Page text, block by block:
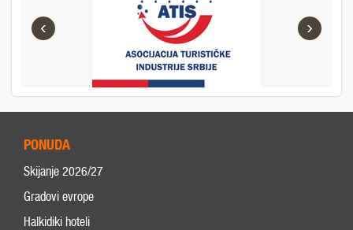
‹ ›
PONUDA
Skijanje 2026/27
Gradovi evrope
Halkidiki hoteli